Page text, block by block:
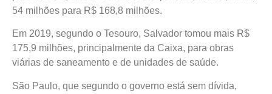
54 milhões para R$ 168,8 milhões.
Em 2019, segundo o Tesouro, Salvador tomou mais R$
175,9 milhões, principalmente da Caixa, para obras
viárias de saneamento e de unidades de saúde.
São Paulo, que segundo o governo está sem dívida,